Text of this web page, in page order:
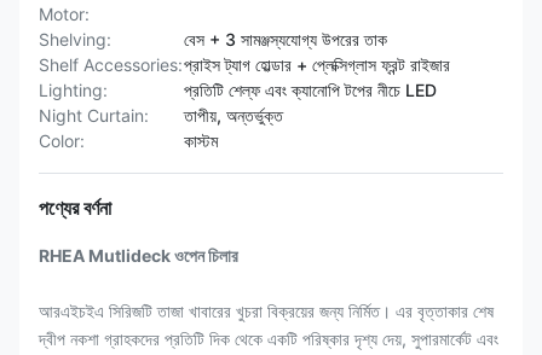
Motor:
Shelving:
বেস + 3 সামঞ্জস্যযোগ্য উপরের তাক
Shelf Accessories:প্রাইস ট্যাগ হোল্ডার + প্লেক্সিগ্লাস ফ্রন্ট রাইজার
Lighting:
প্রতিটি শেল্ফ এবং ক্যানোপি টপের নীচে LED
Night Curtain:
তাপীয়, অন্তর্ভুক্ত
Color:
কাস্টম
পণ্যের বর্ণনা
RHEA Mutlideck ওপেন চিলার
আরএইচইএ সিরিজটি তাজা খাবারের খুচরা বিক্রয়ের জন্য নির্মিত। এর বৃত্তাকার শেষ
দ্বীপ নকশা গ্রাহকদের প্রতিটি দিক থেকে একটি পরিষ্কার দৃশ্য দেয়, সুপারমার্কেট এবং